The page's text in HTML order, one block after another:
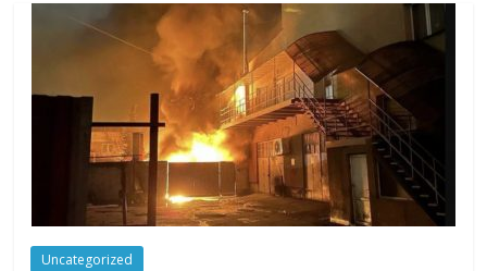
Uncategorized